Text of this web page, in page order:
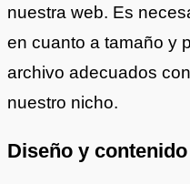
nuestra web. Es
en cuanto a tamaño y
archivo adecuados
nuestro nicho.
Diseño y